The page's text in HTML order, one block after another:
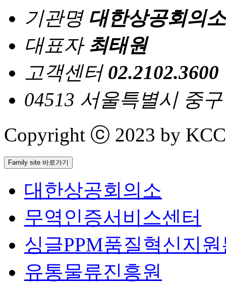
기관명 대한상공회의소
대표자 최태원
고객센터 02.2102.3600
04513 서울특별시 중
Copyright ⓒ 2023 by
Family site 바로가기
대한상공회의소
무역인증서비스센터
싱글PPM품질혁신지
유통물류진흥원